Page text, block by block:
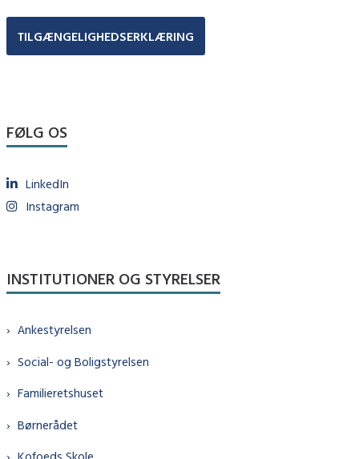
TILGÆNGELIGHEDSERKLÆRING
FØLG OS
LinkedIn
Instagram
INSTITUTIONER OG STYRELSER
Ankestyrelsen
Social- og Boligstyrelsen
Familieretshuset
Børnerådet